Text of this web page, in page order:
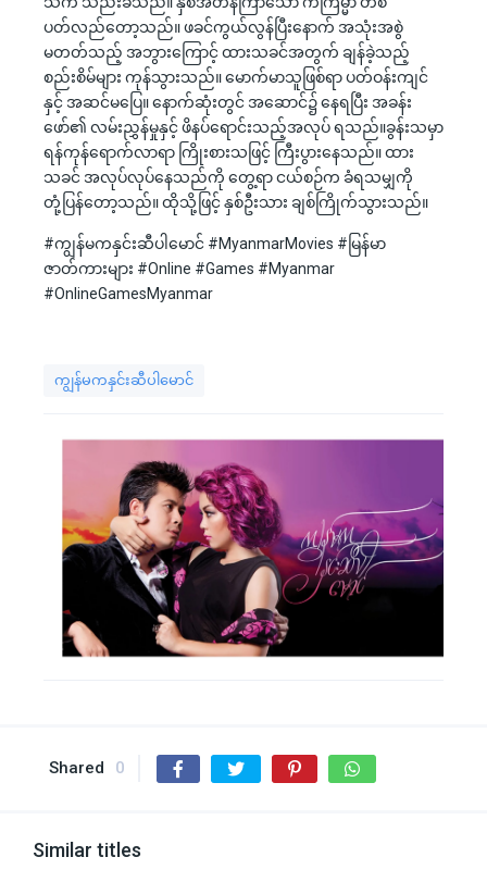
ပတ်လည်တော့သည်။ ဖခင်ကွယ်လွန်ပြီးနောက် အသုံးအစွဲ
မတတ်သည့် အဘွားကြောင့် ထားသခင်အတွက် ချန်ခဲ့သည့်
စည်းစိမ်များ ကုန်သွားသည်။ မောက်မာသူဖြစ်ရာ ပတ်ဝန်းကျင်
နှင့် အဆင်မပြေ။ နောက်ဆုံးတွင် အဆောင်၌ နေရပြီး အခန်း
ဖော်၏ လမ်းညွှန်မှုနှင့် ဖိနပ်ရောင်းသည့်အလုပ် ရသည်။ခွန်းသမှာ
ရန်ကုန်ရောက်လာရာ ကြိုးစားသဖြင့် ကြီးပွားနေသည်။ ထား
သခင် အလုပ်လုပ်နေသည်ကို တွေ့ရာ ငယ်စဉ်က ခံရသမျှကို
တုံ့ပြန်တော့သည်။ ထိုသို့ဖြင့် နှစ်ဦးသား ချစ်ကြိုက်သွားသည်။
#ကျွန်မကနှင်းဆီပါမောင် #MyanmarMovies #မြန်မာ
ဇာတ်ကားများ #Online #Games #Myanmar
#OnlineGamesMyanmar
ကျွန်မကနှင်းဆီပါမောင်
Shared 0
Similar titles